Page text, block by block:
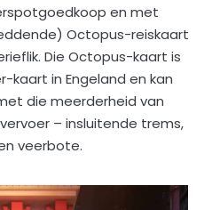
en met
Octopus-reiskaart
Die Octopus-kaart is
kaart in Engeland en kan
die meerderheid van
– insluitende trems,
veerbote.